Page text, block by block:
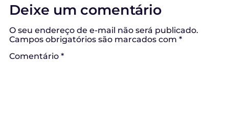
Deixe um comentário
O seu endereço de e-mail não será publicado.
Campos obrigatórios são marcados com *
Comentário *